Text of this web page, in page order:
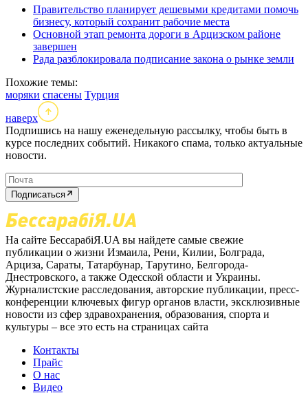
Правительство планирует дешевыми кредитами помочь
бизнесу, который сохранит рабочие места
Основной этап ремонта дороги в Арцизском районе
завершен
Рада разблокировала подписание закона о рынке земли
Похожие темы:
моряки спасены Турция
наверх
Подпишись на нашу еженедельную рассылку, чтобы быть в
курсе последних событий. Никакого спама, только актуальные
новости.
Подписаться
На сайте БессарабіЯ.UA вы найдете самые свежие
публикации о жизни Измаила, Рени, Килии, Болграда,
Арциза, Сараты, Татарбунар, Тарутино, Белгорода-
Днестровского, а также Одесской области и Украины.
Журналистские расследования, авторские публикации, пресс-
конференции ключевых фигур органов власти, эксклюзивные
новости из сфер здравохранения, образования, спорта и
культуры – все это есть на страницах сайта
Контакты
Прайс
О нас
Видео